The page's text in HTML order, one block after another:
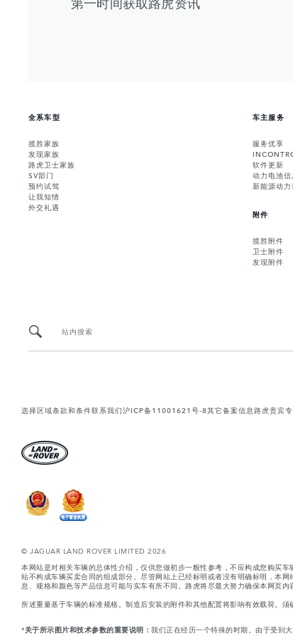
全系车型
揽胜家族
发现家族
路虎卫士家族
SV部门
预约试驾
让我知情
外交礼遇
车主服务
服务优享
软件更新
动力电池
新能源动
附件
揽胜附件
卫士附件
发现附件
站内搜索
选择区域条款和条件联系我们沪ICP备11001621号-8其它备案信息路虎贵宾
© JAGUAR LAND ROVER LIMITED 2026
本网站是对相关车辆的总体性介绍，仅供您做初步一般性参考，不应构成您购买
站不构成车辆买卖合同的组成部分。尽管网站上已经标明或者没有明确标明，本
息、规格和颜色等产品信息可能与实车有所不同。路虎将尽最大努力确保本网页
所述重量基于车辆的标准规格。制造后安装的附件和其他配置将影响有效载荷。
*关于所示图片和技术参数的重要说明： 我们正在经历一个特殊的时期。由于受到